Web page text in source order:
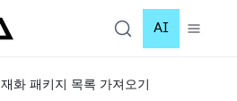
AI
화 패키지 목록 가져오기